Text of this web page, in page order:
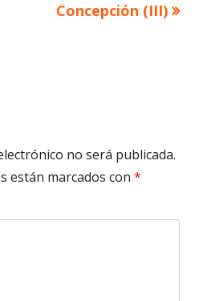
Concepción (III)
no será publicada.
están marcados con *